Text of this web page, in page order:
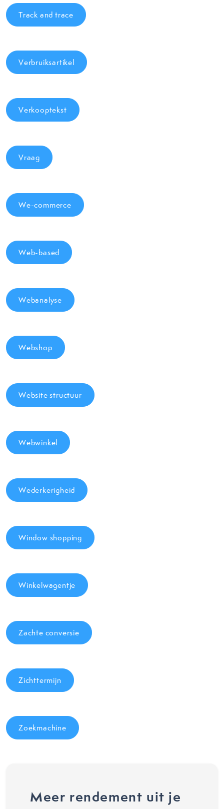
Track and trace
Verbruiksartikel
Verkooptekst
Vraag
We-commerce
Web-based
Webanalyse
Webshop
Website structuur
Webwinkel
Wederkerigheid
Window shopping
Winkelwagentje
Zachte conversie
Zichttermijn
Zoekmachine
Meer rendement uit je